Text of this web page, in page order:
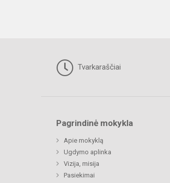
Tvarkaraščiai
Pagrindinė mokykla
Apie mokyklą
Ugdymo aplinka
Vizija, misija
Pasiekimai